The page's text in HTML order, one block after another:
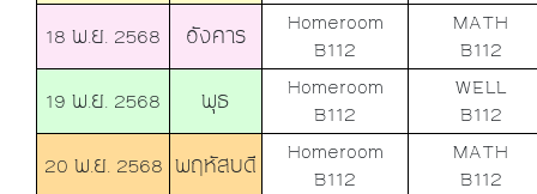
18 พ.ย. 2568
อังคาร
Homeroom
B112
MATH
B112
19 พ.ย. 2568
พุธ
Homeroom
B112
WELL
B112
20 พ.ย. 2568 พฤหัสบดี
Homeroom
B112
MATH
B112